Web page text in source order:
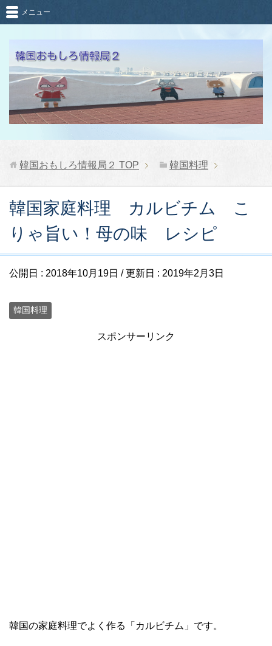
メニュー
韓国おもしろ情報局２ TOP 韓国料理
韓国家庭料理 カルビチム こ
りゃ旨い！母の味 レシピ
公開日 : 2018年10月19日 / 更新日 : 2019年2月3日
韓国料理
スポンサーリンク
韓国の家庭料理でよく作る「カルビチム」です。